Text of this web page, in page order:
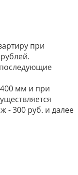
при
мм и при
- 300 руб. и далее